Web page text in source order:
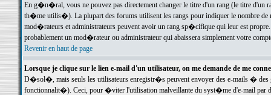
En g�n�ral, vous ne pouvez pas directement changer le titre d'un rang (le titre d'un
th�me utilis�). La plupart des forums utilisent les rangs pour indiquer le nombre de
mod�rateurs et administrateurs peuvent avoir un rang sp�cifique qui leur est
probablement un mod�rateur ou administrateur qui abaissera simplement votre
Revenir en haut de page
Lorsque je clique sur le lien e-mail d'un utilisateur, on me demande de me
D�sol�, mais seuls les utilisateurs enregistr�s peuvent envoyer des e-mails �
fonctionnalit�). Ceci, pour �viter l'utilisation malveillante du syst�me d'e-mail par